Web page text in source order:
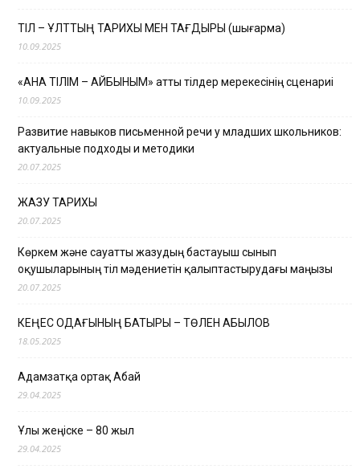
ТІЛ – ҰЛТТЫҢ ТАРИХЫ МЕН ТАҒДЫРЫ (шығарма)
10.09.2025
«АНА ТІЛІМ – АЙБЫНЫМ» атты тілдер мерекесінің сценариі
10.09.2025
Развитие навыков письменной речи у младших школьников:
актуальные подходы и методики
20.07.2025
ЖАЗУ ТАРИХЫ
20.07.2025
Көркем және сауатты жазудың бастауыш сынып
оқушыларының тіл мәдениетін қалыптастырудағы маңызы
20.07.2025
КЕҢЕС ОДАҒЫНЫҢ БАТЫРЫ – ТӨЛЕН ҚАБЫЛОВ
18.05.2025
Адамзатқа ортақ Абай
29.04.2025
Ұлы жеңіске – 80 жыл
29.04.2025